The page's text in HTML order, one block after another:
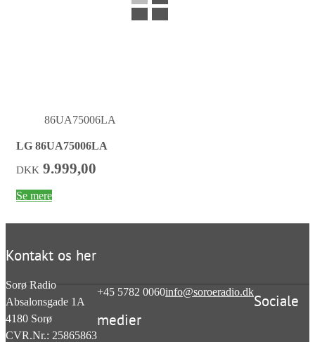
86UA75006LA
LG 86UA75006LA
DKK 9.999,00
Se mere
Kontakt os her
Sorø Radio
Absalonsgade 1A
4180 Sorø
CVR.Nr.: 25865863
+45 5782 0060info@soroeradio.dkSociale
medier